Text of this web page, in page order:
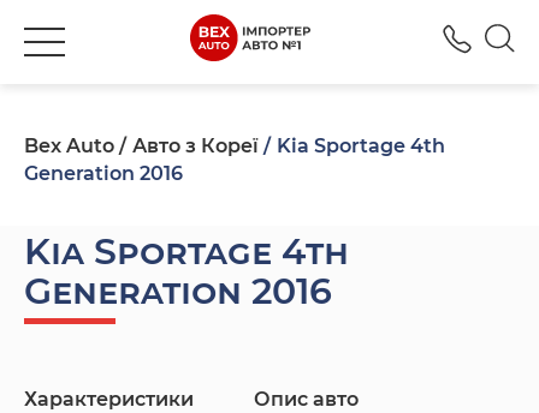
Bex Auto Авто з Кореї
Kia Sportage 4th
Generation 2016
Kia Sportage 4th
Generation 2016
Характеристики Опис авто